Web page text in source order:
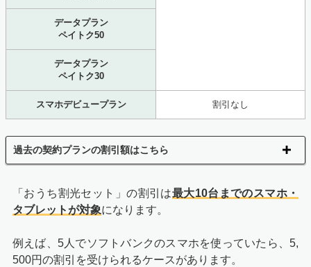
データプラン
ペイトク50
データプラン
ペイトク30
スマホデビュープラン 割引なし
過去の契約プランの割引額はこちら
「おうち割光セット」の割引は最大10台までのスマホ・
タブレットが対象になります。
例えば、5人でソフトバンクのスマホを使っていたら、5,
500円の割引を受けられるケースがあります。